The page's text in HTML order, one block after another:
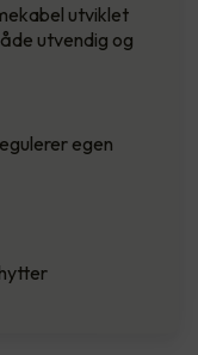
utviklet
utvendig og
egen